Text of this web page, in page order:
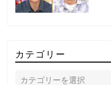
カテゴリー